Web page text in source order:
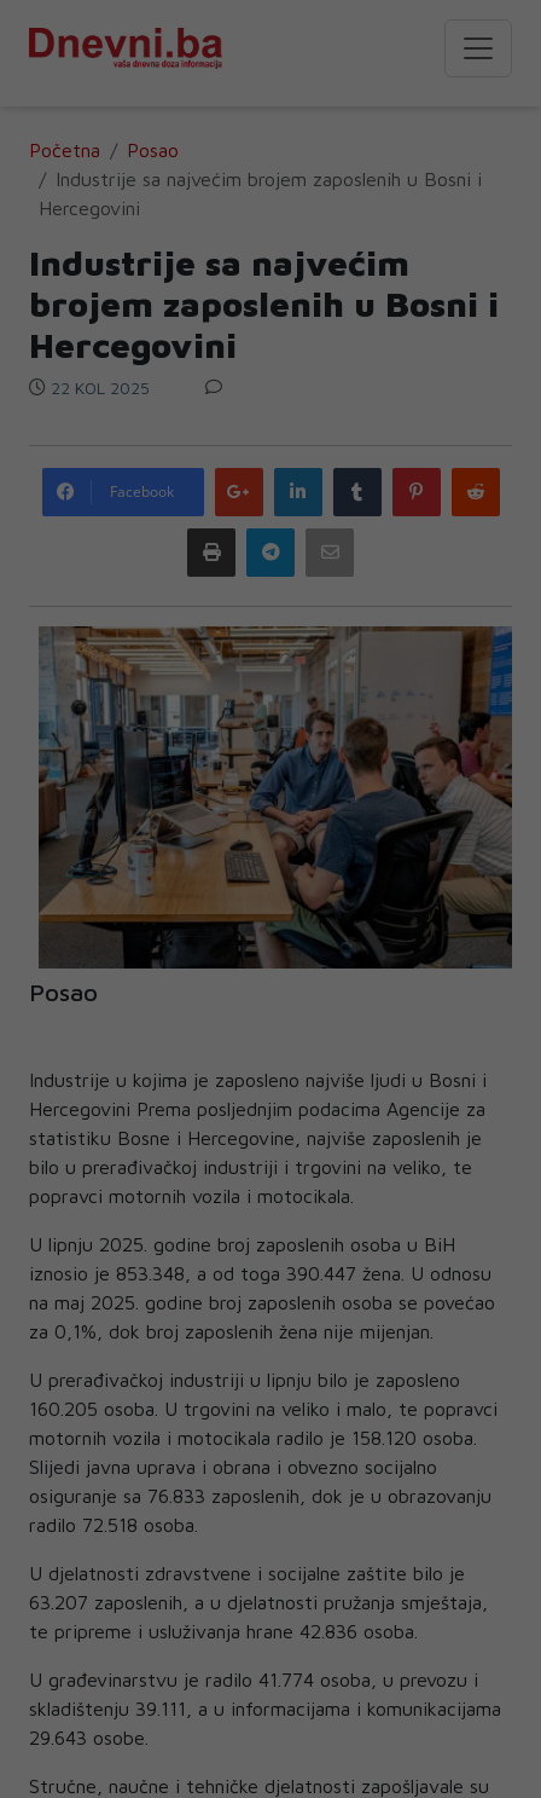
Početna
Posao
Industrije sa najvećim brojem zaposlenih u Bosni i
Hercegovini
Industrije sa najvećim
brojem zaposlenih u Bosni i
Hercegovini
22 KOL 2025
Facebook
Google
plus
LinkedIn Tumblr Pinterest
Print Telegram
Posao
Industrije u kojima je zaposleno najviše ljudi u Bosni i
Hercegovini Prema posljednjim podacima Agencije za
statistiku Bosne i Hercegovine, najviše zaposlenih je
bilo u prerađivačkoj industriji i trgovini na veliko, te
popravci motornih vozila i motocikala.
U lipnju 2025. godine broj zaposlenih osoba u BiH
iznosio je 853.348, a od toga 390.447 žena. U odnosu
na maj 2025. godine broj zaposlenih osoba se povećao
za 0,1%, dok broj zaposlenih žena nije mijenjan.
U prerađivačkoj industriji u lipnju bilo je zaposleno
160.205 osoba. U trgovini na veliko i malo, te popravci
motornih vozila i motocikala radilo je 158.120 osoba.
Slijedi javna uprava i obrana i obvezno socijalno
osiguranje sa 76.833 zaposlenih, dok je u obrazovanju
radilo 72.518 osoba.
U djelatnosti zdravstvene i socijalne zaštite bilo je
63.207 zaposlenih, a u djelatnosti pružanja smještaja,
te pripreme i usluživanja hrane 42.836 osoba.
U građevinarstvu je radilo 41.774 osoba, u prevozu i
skladištenju 39.111, a u informacijama i komunikacijama
29.643 osobe.
Stručne, naučne i tehničke djelatnosti zapošljavale su